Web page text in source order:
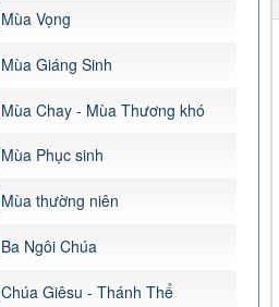
Mùa Vọng
Mùa Giáng Sinh
Mùa Chay - Mùa Thương khó
Mùa Phục sinh
Mùa thường niên
Ba Ngôi Chúa
Chúa Giêsu - Thánh Thể